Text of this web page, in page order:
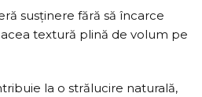
susținere fără să încarce
textură plină de volum pe
la o strălucire naturală,